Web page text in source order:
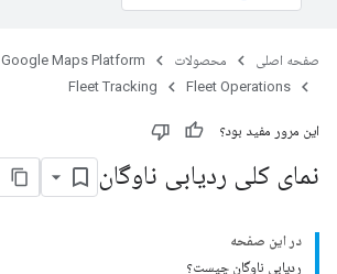
صفحه اصلی محصولات Google Maps Platform
Fleet Operations
Fleet Tracking
این مرور مفید بود؟
نمای کلی ردیابی ناوگان
در این صفحه
ردیابی ناوگان چیست؟